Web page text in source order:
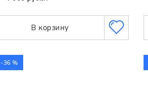
В корзину
-36 %